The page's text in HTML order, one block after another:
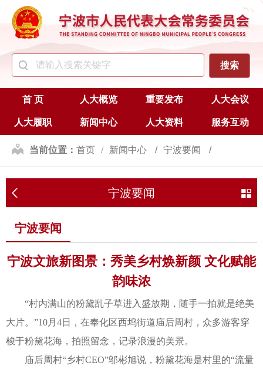
首 页 人大概览 重要发布 人大会议
人大履职 新闻中心 人大资料 服务互动
当前位置： 首页 新闻中心 宁波要闻
宁波要闻
宁波要闻
宁波文旅新图景：秀美乡村焕新颜 文化赋能
韵味浓
“村内满山的粉黛乱子草进入盛放期，随手一拍就是绝美
大片。”10月4日，在奉化区西坞街道庙后周村，众多游客穿
梭于粉黛花海，拍照留念，记录浪漫的美景。
庙后周村“乡村CEO”邬彬旭说，粉黛花海是村里的“流量